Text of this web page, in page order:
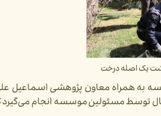
یک اصله درخت
به همراه معاون پژوهشی اسماعیل
توسط مسئولین موسسه انجام